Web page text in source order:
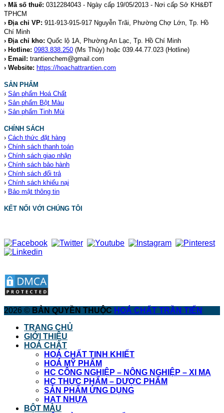
› Mã số thuế: 0312284043 - Ngày cấp 19/05/2013 - Nơi cấp Sở KH&ĐT
TPHCM
› Địa chỉ VP: 911-913-915-917 Nguyễn Trãi, Phường Chợ Lớn, Tp. Hồ
Chí Minh
› Địa chỉ kho: Quốc lộ 1A, Phường An Lạc, Tp. Hồ Chí Minh
› Hotline: 0983.838.250 (Ms Thủy) hoặc 039.44.77.023 (Hotline)
› Email: trantienchem@gmail.com
› Website: https://hoachattrantien.com
SẢN PHẨM
› Sản phẩm Hoá Chất
› Sản phẩm Bột Màu
› Sản phẩm Tinh Mùi
CHÍNH SÁCH
› Cách thức đặt hàng
› Chính sách thanh toán
› Chính sách giao nhận
› Chính sách bảo hành
› Chính sách đổi trả
› Chính sách khiếu nại
› Bảo mật thông tin
KẾT NỐI VỚI CHÚNG TÔI
2026 © BẢN QUYỀN THUỘC HOÁ CHẤT TRẦN TIẾN
TRANG CHỦ
GIỚI THIỆU
HOÁ CHẤT
HOÁ CHẤT TINH KHIẾT
HOÁ MỸ PHẨM
HC CÔNG NGHIỆP – NÔNG NGHIỆP – XI MẠ
HC THỰC PHẨM – DƯỢC PHẨM
SẢN PHẨM ỨNG DỤNG
HẠT NHỰA
BỘT MÀU